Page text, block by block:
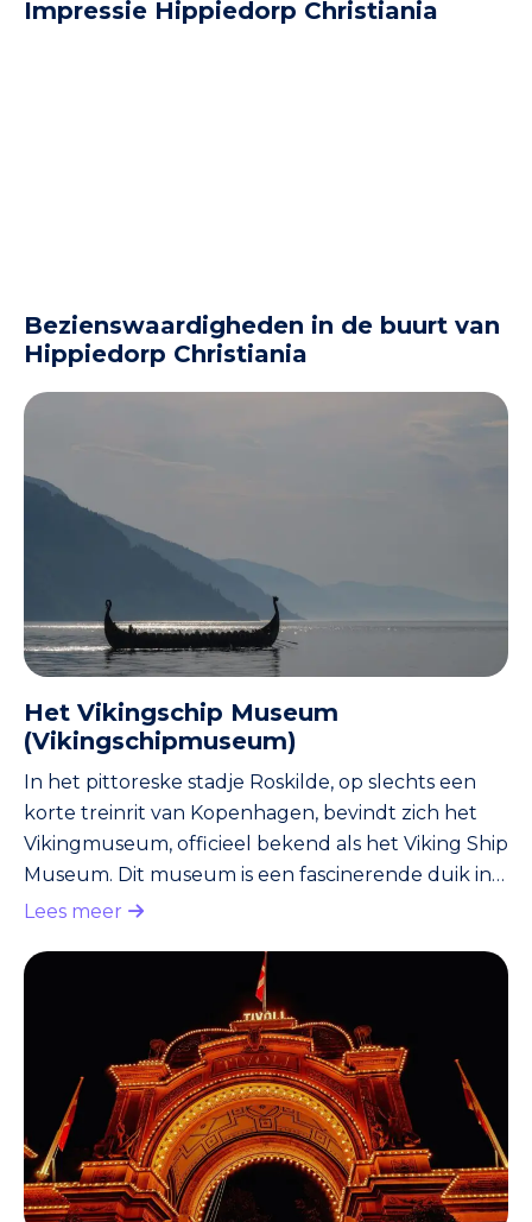
Impressie Hippiedorp Christiania
Bezienswaardigheden in de buurt van
Hippiedorp Christiania
Het Vikingschip Museum
(Vikingschipmuseum)
In het pittoreske stadje Roskilde, op slechts een
korte treinrit van Kopenhagen, bevindt zich het
Vikingmuseum, officieel bekend als het Viking Ship
Museum. Dit museum is een fascinerende duik in
het Vikingverleden van Denemarken, met een
schepen en artefacten die een levendig beeld
schetsen van de avontuurlijke geest van de
Vikingtijd. Bij aankomst bij het museum wordt je
begroet door de serene wateren van Roskilde
Fjord, waarop enkele reconstructie
Lees meer